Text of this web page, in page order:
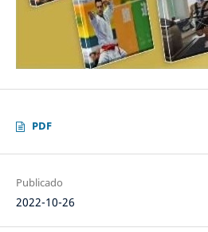
PDF
Publicado
2022-10-26